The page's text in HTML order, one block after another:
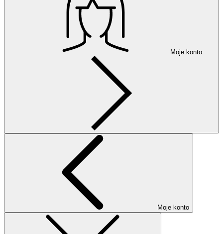
Moje konto
Moje konto